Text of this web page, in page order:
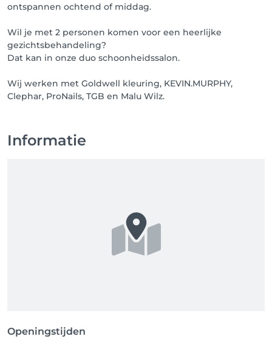
ontspannen ochtend of middag.
Wil je met 2 personen komen voor een heerlijke
gezichtsbehandeling?
Dat kan in onze duo schoonheidssalon.
Wij werken met Goldwell kleuring, KEVIN.MURPHY,
Informatie
Openingstijden